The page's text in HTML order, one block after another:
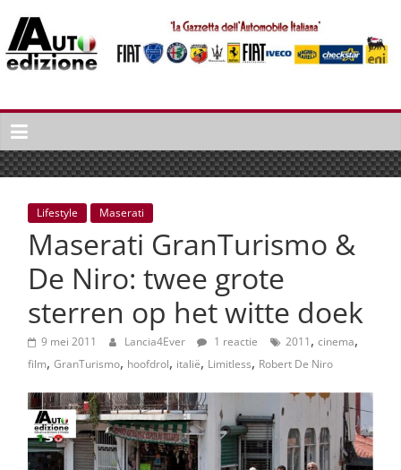
naar
inhoud
Auto
Edizione
La
Gazetta
dell'Automobile
Italiana
Italiaans
autonieuws
lifestyle
Lifestyle Maserati
Maserati GranTurismo &
De Niro: twee grote
sterren op het witte doek
9 mei 2011 Lancia4Ever 1 reactie 2011, cinema,
film, GranTurismo, hoofdrol, italië, Limitless, Robert De Niro